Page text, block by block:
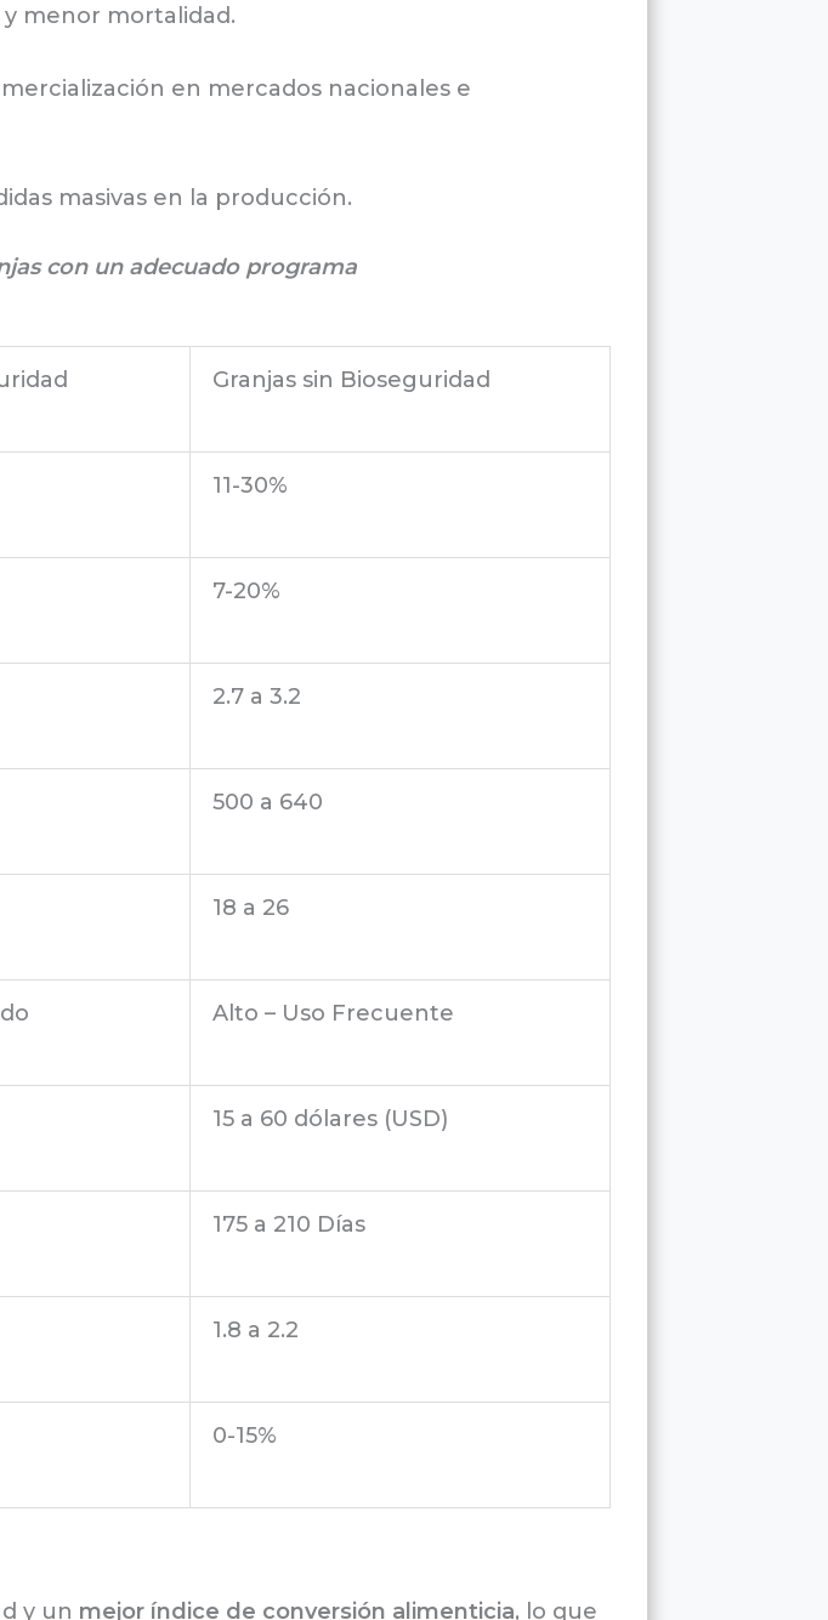
menor mortalidad.
en mercados nacionales e
masivas en la producción.
con un adecuado programa
Granjas sin Bioseguridad
11-30%
7-20%
2.7 a 3.2
500 a 640
18 a 26
Alto – Uso Frecuente
15 a 60 dólares (USD)
175 a 210 Días
1.8 a 2.2
0-15%
y un mejor índice de conversión alimenticia, lo que